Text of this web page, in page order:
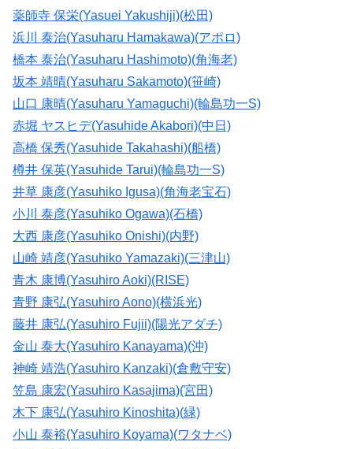
薬師寺 保栄(Yasuei Yakushiji)(松田)
浜川 泰治(Yasuharu Hamakawa)(アポロ)
橋本 泰治(Yasuharu Hashimoto)(角海老)
坂本 靖晴(Yasuharu Sakamoto)(笹崎)
山口 康晴(Yasuharu Yamaguchi)(輪島功一S)
赤堀 ヤスヒデ(Yasuhide Akabori)(中日)
高橋 保秀(Yasuhide Takahashi)(船橋)
樽井 保英(Yasuhide Tarui)(輪島功一S)
井草 康彦(Yasuhiko Igusa)(角海老宝石)
小川 泰彦(Yasuhiko Ogawa)(石橋)
大西 康彦(Yasuhiko Onishi)(内野)
山崎 靖彦(Yasuhiko Yamazaki)(三津山)
青木 康博(Yasuhiro Aoki)(RISE)
青野 康弘(Yasuhiro Aono)(横浜光)
藤井 康弘(Yasuhiro Fujii)(陽光アダチ)
金山 泰大(Yasuhiro Kanayama)(沖)
神崎 靖浩(Yasuhiro Kanzaki)(倉敷守安)
笠島 康宏(Yasuhiro Kasajima)(宮田)
木下 康弘(Yasuhiro Kinoshita)(緑)
小山 泰裕(Yasuhiro Koyama)(ワタナベ)